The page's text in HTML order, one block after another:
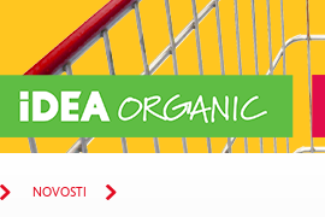
NOVOSTI